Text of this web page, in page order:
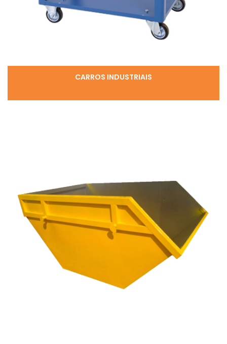
CARROS INDUSTRIAIS